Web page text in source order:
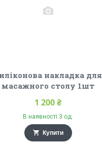
накладка для
масажного столу 1шт
1 200 ₴
В наявності 3 од.
Купити